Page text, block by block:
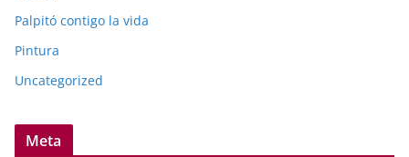
Palpitó contigo la vida
Pintura
Uncategorized
Meta